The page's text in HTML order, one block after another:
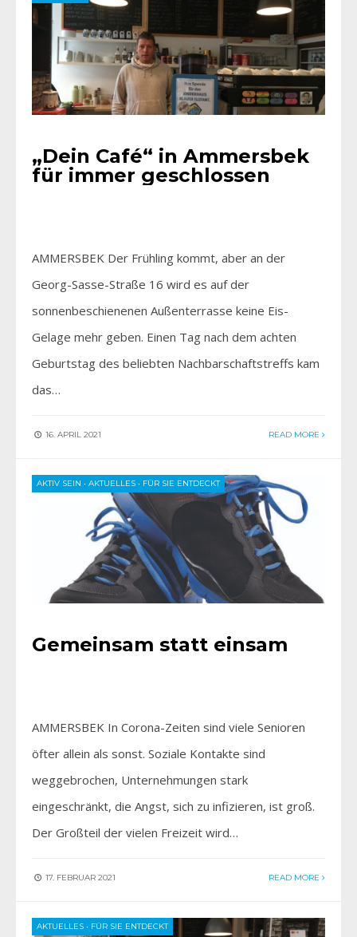
„Dein Café“ in Ammersbek
für immer geschlossen
AMMERSBEK Der Frühling kommt, aber an der
Georg-Sasse-Straße 16 wird es auf der
sonnenbeschienenen Außenterrasse keine Eis-
Gelage mehr geben. Einen Tag nach dem achten
Geburtstag des beliebten Nachbarschaftstreffs kam
das…
16. APRIL 2021 READ MORE
AKTIV SEIN • AKTUELLES • FÜR SIE ENTDECKT
Gemeinsam statt einsam
AMMERSBEK In Corona-Zeiten sind viele Senioren
öfter allein als sonst. Soziale Kontakte sind
weggebrochen, Unternehmungen stark
eingeschränkt, die Angst, sich zu infizieren, ist groß.
Der Großteil der vielen Freizeit wird…
17. FEBRUAR 2021 READ MORE
AKTUELLES • FÜR SIE ENTDECKT